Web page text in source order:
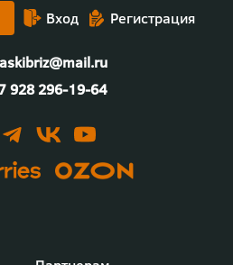
Вход Регистрация
928 296-19-64